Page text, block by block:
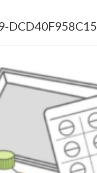
DCD40F958C15